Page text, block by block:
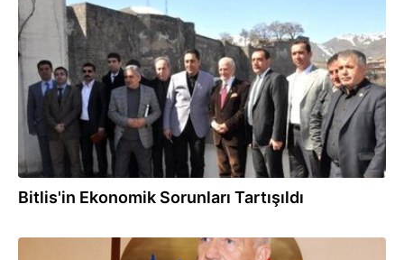
11.03.2015
Bitlis'in Ekonomik Sorunları Tartışıldı